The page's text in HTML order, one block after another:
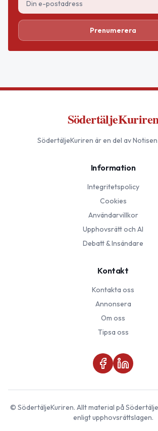
Prenumerera
SödertäljeKuriren är en del av
Information
Integritetspolicy
Cookies
Användarvillkor
Upphovsrätt och AI
Debatt & Insändare
Kontakt
Kontakta oss
Annonsera
Om oss
Tipsa oss
© SödertäljeKuriren. Allt material på
enligt upphovsrättslagen.